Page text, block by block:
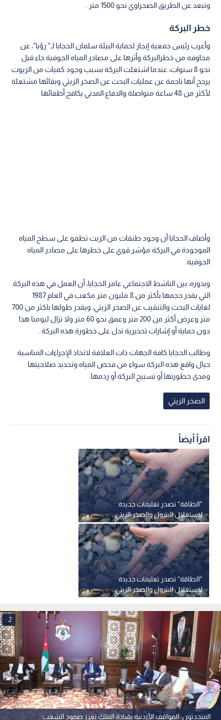
وتبعد عن الطريق الصحراوي نحو 1500 متر .
خطر البركة
وأعرب رئيس جمعية إنجاز لحماية البيئة سلمان الحجايا لـ" رؤيا"، عن
مخاوفه من خطرالبركة وأثرها على مصادر المياه الجوفية جاء قبل
نحو 8 سنوات، عندما اشتعلت البركة بسبب وجود كميات من الزيوت
يرجح أنها ناجمة عن عمليات البحث عن الصخر الزيتي وبقائها مشتعلة
لأكثر من 48 ساعة متواصلة والدفاع المدني يكافح أطفائها
وأضاف الحجايا أن وجود طبقات من الزيت تطفو على سطح المياه
الموجودة في البركة مؤشر قوي على خطرها على مصادر المياه
الجوفية.
وبدوره، بين الناشط الاجتماعي عامر الحجايا، أن العمل في هذه البركة
التي يقدر حجمها بأكثر من 8 مليون متر مكعب في العام 1987
لغايات البحث والتنقيب عن الصخر الزيتي، ويقدر طولها باكثر من 700
متر وعرض أكثر من 200 متر وعمق نحو 60 متر ولا تزال ليومنا هذا
دون حماية أو إشارات تحذيرية تدل على خطورة هذه البركة .
وطالب الحجايا كافة الجهات ذات العلاقة لاتخاذ الإجراءات المناسبة
حيال واقع هذه البركة سواء من فحص المياه وتحديد صلاحيتها
ومدى خطورتها أو تسييج البركة أو ردمها.
الصخر الزيتي
اقرأ أيضاً
"الطاقة" تصدر تعليمات جديدة
لاستغلال البترول والصخر الزيتي..
فرص للشركات الناشئة
"الطاقة" تصدر تعليمات جديدة
لاستغلال البترول والصخر الزيتي..
فرص للشركات الناشئة
المتحدثون: المواقف الأردنية بقيادة الملك تعزز صمود الشعب
2